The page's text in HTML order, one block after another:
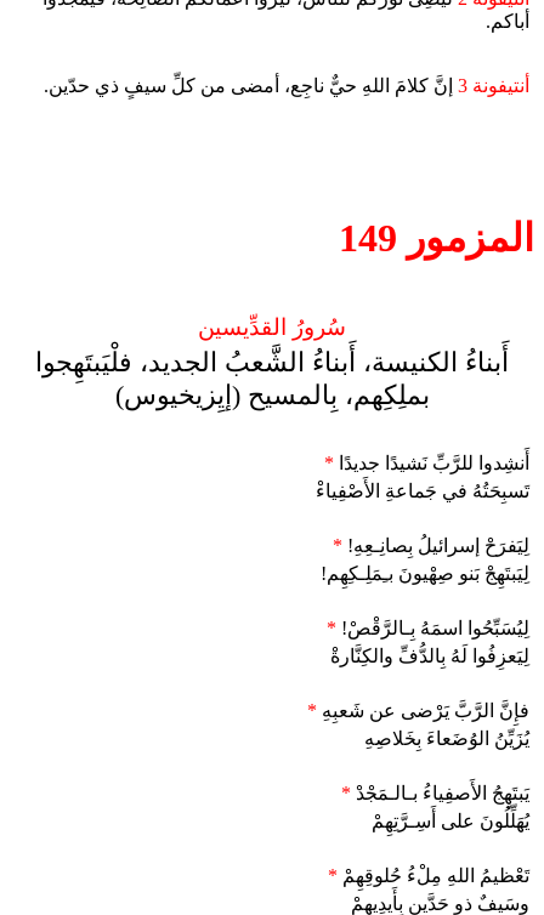
أباكم.
أنتيفونة 3 إنَّ كلامَ اللهِ حيٌّ ناجِع، أمضى من كلِّ سيفٍ ذي حدّين.
المزمور 149
سُرورُ القدِّيسين
أَبناءُ الكنيسة، أَبناءُ الشَّعبُ الجديد، فلْيَبتَهِجوا
بملِكِهم، بِالمسيح (إيِزيخيوس)
أَنشِدوا للرَّبِّ نَشيدًا جديدًا *
تَسبِحَتُهُ في جَماعةِ الأَصْفِياءْ
لِيَفرَحْ إسرائيلُ بِصانِـعِهِ! *
لِيَبتَهِجْ بَنو صِهْيونَ بـِمَلِـكِهِم!
لِيُسَبِّحُوا اسمَهُ بِـالرَّقْصْ! *
لِيَعزِفُوا لَهُ بِالدُّفِّ والكِنَّارةْ
فإِنَّ الرَّبَّ يَرْضى عن شَعبِهِ *
يُزَيِّنُ الوُضَعاءَ بِخَلاصِهِ
يَبتَهِجُ الأَصفِياءُ بـالـمَجْدْ *
يُهَلِّلُونَ على أَسِـرَّتِهِمْ
تَعْظيمُ اللهِ مِلْءُ حُلوقِهِمْ *
وسَيفٌ ذو حَدَّينِ بِأَيدِيهمْ